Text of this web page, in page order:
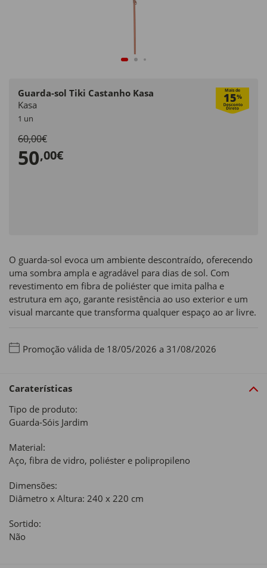
Guarda-sol Tiki Castanho Kasa Mais de
15%
Kasa
1 un
60,00€
50,00€
O guarda-sol evoca um ambiente descontraído, oferecendo
uma sombra ampla e agradável para dias de sol. Com
revestimento em fibra de poliéster que imita palha e
estrutura em aço, garante resistência ao uso exterior e um
visual marcante que transforma qualquer espaço ao ar livre.
Promoção válida de 18/05/2026 a 31/08/2026
Caraterísticas
Tipo de produto:
Guarda-Sóis Jardim
Material:
Aço, fibra de vidro, poliéster e polipropileno
Dimensões:
Diâmetro x Altura: 240 x 220 cm
Sortido:
Não